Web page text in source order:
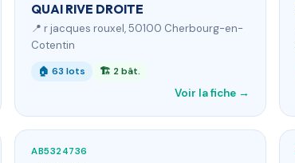
QUAI RIVE DROITE
📍 r jacques rouxel, 50100 Cherbourg-en-
Cotentin
🏠 63 lots 🏗 2 bât.
Voir la fiche →
AB5324736